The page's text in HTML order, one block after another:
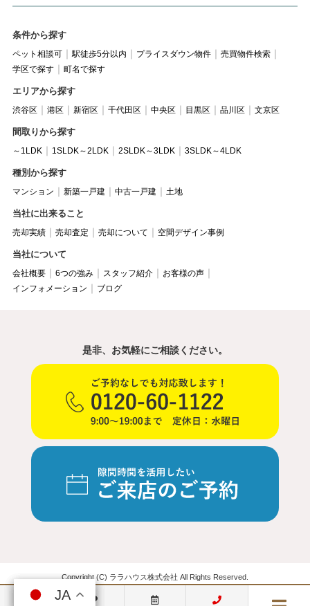
JA
JA
条件から探す
ペット相談可 駅徒歩5分以内 プライスダウン物件
売買物件検索
学区で探す
町名で探す
エリアから探す
渋谷区 港区 新宿区 千代田区 中央区 目黒区 品川区 文京区
間取りから探す
～1LDK 1SLDK～2LDK 2SLDK～3LDK 3SLDK～4LDK
種別から探す
マンション 新築一戸建 中古一戸建 土地
当社に出来ること
売却実績 売却査定 売却について 空間デザイン事例
当社について
会社概要 6つの強み スタッフ紹介
お客様の声
インフォメーション
ブログ
是非、お気軽にご相談ください。
Copyright (C) ララハウス株式会社 All Rights Reserved.
JA
JA